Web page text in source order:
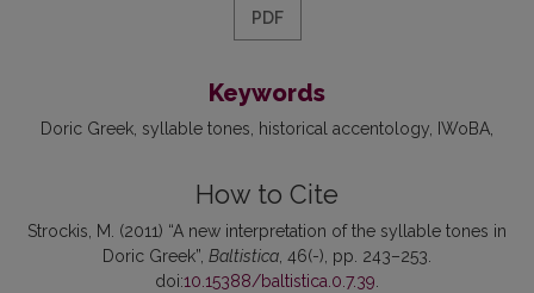
PDF
Keywords
Doric Greek syllable tones historical accentology IWoBA
How to Cite
Strockis, M. (2011) “A new interpretation of the syllable tones in
Doric Greek”, Baltistica, 46(-), pp. 243–253.
doi:10.15388/baltistica.0.7.39.